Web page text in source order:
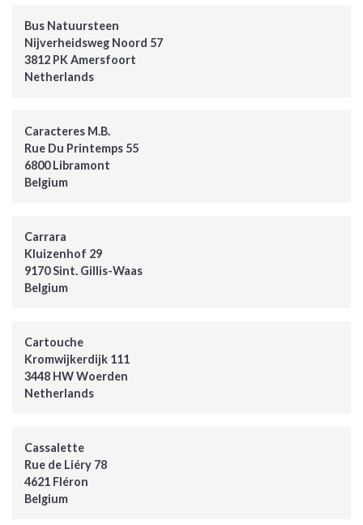
Bus Natuursteen
Nijverheidsweg Noord 57
3812 PK Amersfoort
Netherlands
Caracteres M.B.
Rue Du Printemps 55
6800 Libramont
Belgium
Carrara
Kluizenhof 29
9170 Sint. Gillis-Waas
Belgium
Cartouche
Kromwijkerdijk 111
3448 HW Woerden
Netherlands
Cassalette
Rue de Liéry 78
4621 Fléron
Belgium